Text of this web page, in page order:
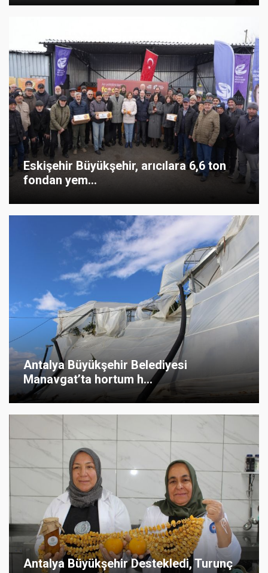
Eskişehir Büyükşehir, arıcılara 6,6 ton
fondan yem...
Antalya Büyükşehir Belediyesi
Manavgat’ta hortum h...
Antalya Büyükşehir Destekledi, Turunç